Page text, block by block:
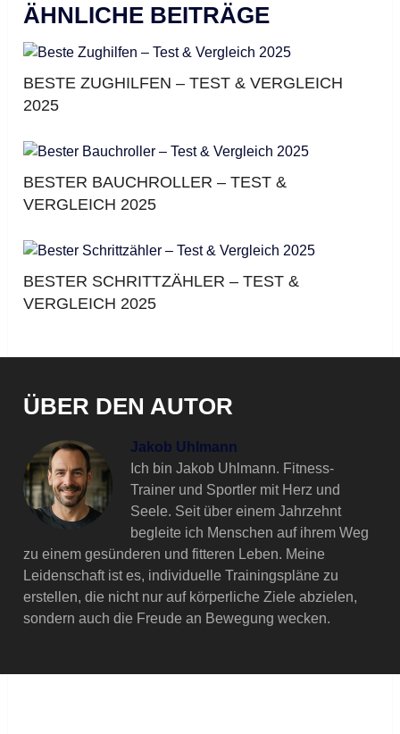
ÄHNLICHE BEITRÄGE
BESTE ZUGHILFEN – TEST & VERGLEICH
2025
BESTER BAUCHROLLER – TEST &
VERGLEICH 2025
BESTER SCHRITTZÄHLER – TEST &
VERGLEICH 2025
ÜBER DEN AUTOR
Jakob Uhlmann
Ich bin Jakob Uhlmann. Fitness-
Trainer und Sportler mit Herz und
Seele. Seit über einem Jahrzehnt
begleite ich Menschen auf ihrem Weg
zu einem gesünderen und fitteren Leben. Meine
Leidenschaft ist es, individuelle Trainingspläne zu
erstellen, die nicht nur auf körperliche Ziele abzielen,
sondern auch die Freude an Bewegung wecken.